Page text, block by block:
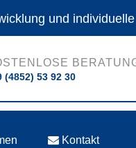
und
(4852) 53 92 30
Kontakt